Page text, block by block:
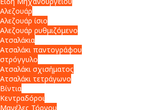
Αλεζουάρ
Αλεζουάρ ίσιο
Αλεζουάρ ρυθμιζόμενο
Ατσαλάκια
Ατσαλάκι παντογράφου
στρόγγυλο
Ατσαλάκι σχισήματος
Ατσαλάκι τετράγωνο
Βίντια
Κεντραδόροι
Μανέλες Τόρνου